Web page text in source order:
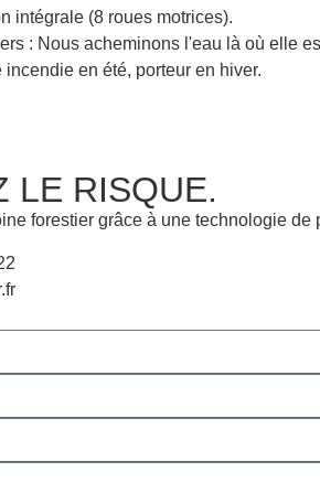
intégrale (8 roues motrices).
: Nous acheminons l'eau là où elle
incendie en été, porteur en hiver.
LE RISQUE.
forestier grâce à une technologie de